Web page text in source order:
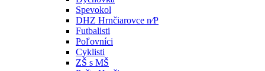
Spevokol
DHZ Hrnčiarovce n⁄P
Futbalisti
Poľovníci
Cyklisti
ZŠ s MŠ